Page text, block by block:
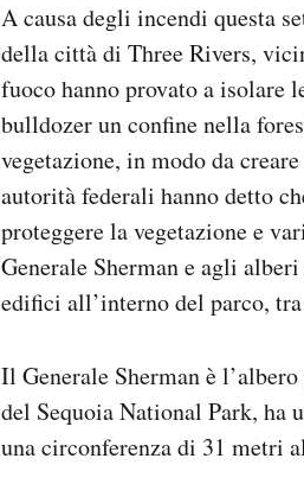
A causa degli incendi questa
della città di Three Rivers,
fuoco hanno provato a isolare
bulldozer un confine nella
vegetazione, in modo da
autorità federali hanno detto
proteggere la vegetazione e
Generale Sherman e agli
edifici all’interno del parco,
Il Generale Sherman è
del Sequoia National Park, ha
una circonferenza di 31 metri